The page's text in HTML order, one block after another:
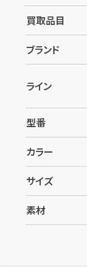
買取品目
ブランド
ライン
型番
カラー
サイズ
素材